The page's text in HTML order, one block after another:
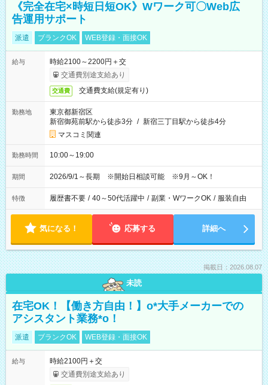
《完全在宅×時短日短OK》Wワーク可〇Web広
告運用サポート
派遣 ブランクOK WEB登録・面接OK
給与
時給2100～2200円＋交
交通費別途支給あり
交通費 交通費支給(規定有り)
勤務地
東京都新宿区
新宿御苑前駅から徒歩3分 / 新宿三丁目駅から徒歩4分
マスコミ関連
勤務時間 10:00～19:00
期間 2026/9/1～長期 ※開始日相談可能 ※9月～OK！
特徴 履歴書不要 / 40～50代活躍中 / 副業・WワークOK / 服装自由
気になる！ 応募する 詳細へ
掲載日：2026.08.07
未読
在宅OK！【働き方自由！】o*大手メーカーでの
アシスタント業務*o！
派遣 ブランクOK WEB登録・面接OK
給与
時給2100円＋交
交通費別途支給あり